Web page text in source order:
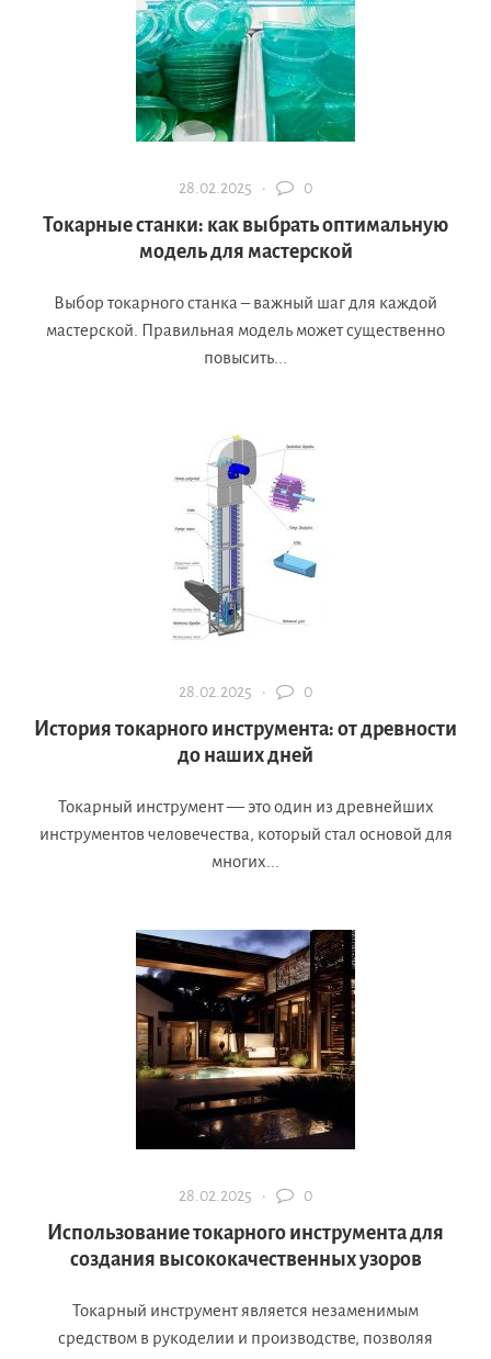
28.02.2025 · 0
Токарные станки: как выбрать оптимальную
модель для мастерской
Выбор токарного станка – важный шаг для каждой
мастерской. Правильная модель может существенно
повысить...
28.02.2025 · 0
История токарного инструмента: от древности
до наших дней
Токарный инструмент — это один из древнейших
инструментов человечества, который стал основой для
многих...
28.02.2025 · 0
Использование токарного инструмента для
создания высококачественных узоров
Токарный инструмент является незаменимым
средством в рукоделии и производстве, позволяя